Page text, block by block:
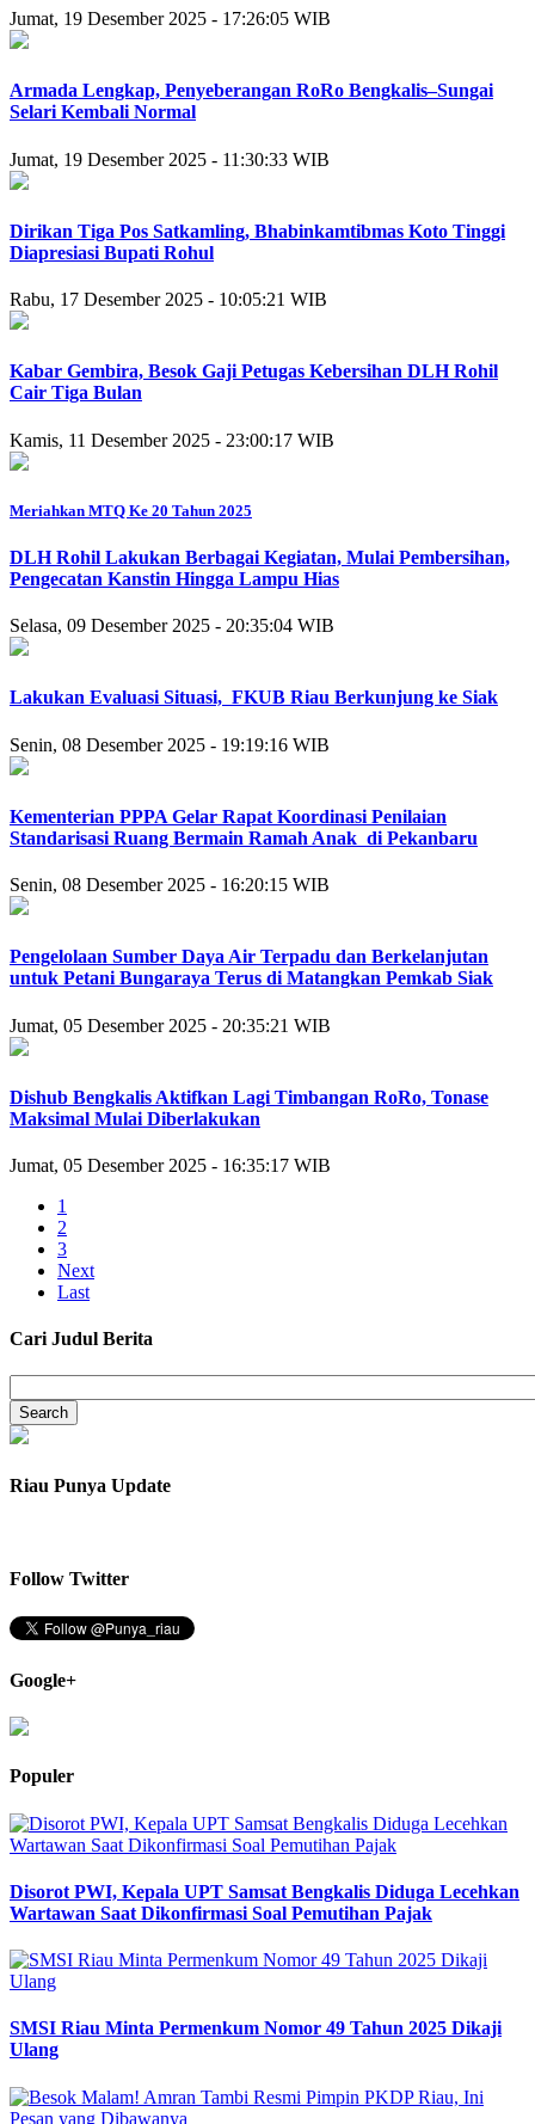
Jumat, 19 Desember 2025 - 17:26:05 WIB
Armada Lengkap, Penyeberangan RoRo Bengkalis–Sungai
Selari Kembali Normal
Jumat, 19 Desember 2025 - 11:30:33 WIB
Dirikan Tiga Pos Satkamling, Bhabinkamtibmas Koto Tinggi
Diapresiasi Bupati Rohul
Rabu, 17 Desember 2025 - 10:05:21 WIB
Kabar Gembira, Besok Gaji Petugas Kebersihan DLH Rohil
Cair Tiga Bulan
Kamis, 11 Desember 2025 - 23:00:17 WIB
Meriahkan MTQ Ke 20 Tahun 2025
DLH Rohil Lakukan Berbagai Kegiatan, Mulai Pembersihan,
Pengecatan Kanstin Hingga Lampu Hias
Selasa, 09 Desember 2025 - 20:35:04 WIB
Lakukan Evaluasi Situasi, FKUB Riau Berkunjung ke Siak
Senin, 08 Desember 2025 - 19:19:16 WIB
Kementerian PPPA Gelar Rapat Koordinasi Penilaian
Standarisasi Ruang Bermain Ramah Anak di Pekanbaru
Senin, 08 Desember 2025 - 16:20:15 WIB
Pengelolaan Sumber Daya Air Terpadu dan Berkelanjutan
untuk Petani Bungaraya Terus di Matangkan Pemkab Siak
Jumat, 05 Desember 2025 - 20:35:21 WIB
Dishub Bengkalis Aktifkan Lagi Timbangan RoRo, Tonase
Maksimal Mulai Diberlakukan
Jumat, 05 Desember 2025 - 16:35:17 WIB
1
2
3
Next
Last
Cari Judul Berita
Riau Punya Update
Follow Twitter
Google+
Populer
Disorot PWI, Kepala UPT Samsat Bengkalis Diduga Lecehkan
Wartawan Saat Dikonfirmasi Soal Pemutihan Pajak
SMSI Riau Minta Permenkum Nomor 49 Tahun 2025 Dikaji
Ulang